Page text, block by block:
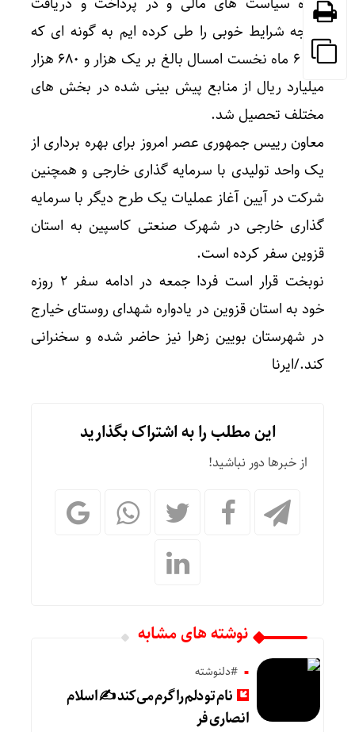
بودجه شرایط خوبی را طی کرده ایم به گونه ای که
طی ۶ ماه نخست امسال بالغ بر یک هزار و ۶۸۰ هزار
میلیارد ریال از منابع پیش بینی شده در بخش های
مختلف تحصیل شد.
معاون رییس جمهوری عصر امروز برای بهره برداری از
یک واحد تولیدی با سرمایه گذاری خارجی و همچنین
شرکت در آیین آغاز عملیات یک طرح دیگر با سرمایه
گذاری خارجی در شهرک صنعتی کاسپین به استان
قزوین سفر کرده است.
نوبخت قرار است فردا جمعه در ادامه سفر ۲ روزه
خود به استان قزوین در یادواره شهدای روستای خیارج
در شهرستان بویین زهرا نیز حاضر شده و سخنرانی
کند./ایرنا
این مطلب را به اشتراک بگذارید
از خبرها دور نباشید!
نوشته های مشابه
#دلنوشته
نام تو دلم را گرم می‌کند ✍️ اسلام
انصاری فر